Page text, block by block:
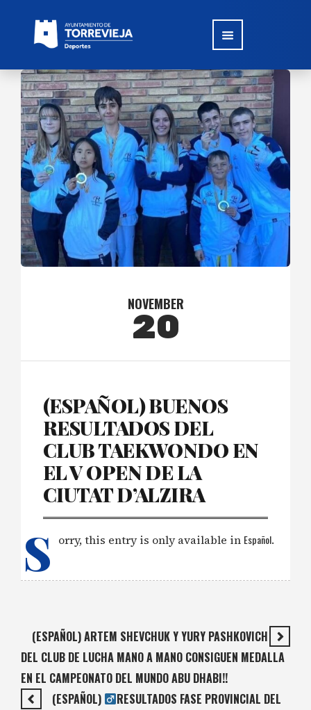
NOVEMBER
20
(ESPAÑOL) BUENOS
RESULTADOS DEL
CLUB TAEKWONDO EN
EL V OPEN DE LA
CIUTAT D’ALZIRA
S orry, this entry is only available in Español.
(ESPAÑOL) ARTEM SHEVCHUK Y YURY PASHKOVICH
DEL CLUB DE LUCHA MANO A MANO CONSIGUEN MEDALLA
EN EL CAMPEONATO DEL MUNDO ABU DHABI!!
(ESPAÑOL) ‍
RESULTADOS FASE PROVINCIAL DEL